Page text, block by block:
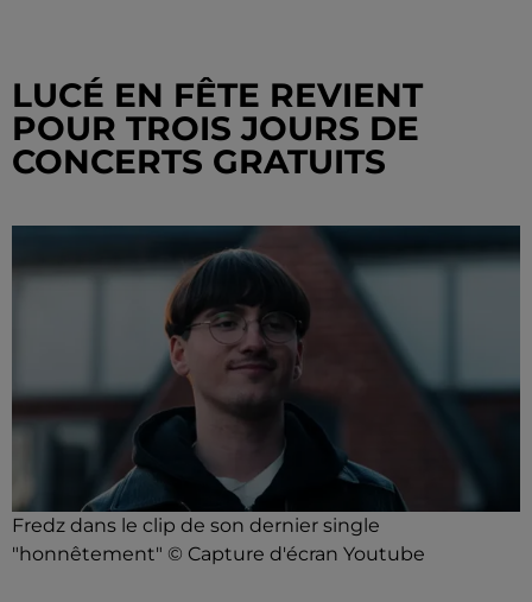
LUCÉ EN FÊTE REVIENT
POUR TROIS JOURS DE
CONCERTS GRATUITS
Fredz dans le clip de son dernier single
"honnêtement" © Capture d'écran Youtube